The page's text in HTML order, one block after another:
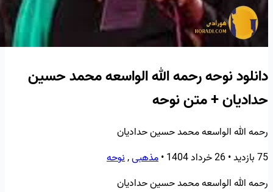
دانلود نوحه رحمه الله الواسعه محمد حسین
حدادیان + متن نوحه
رحمه الله الواسعه محمد حسین حدادیان
75 بازدید
•26 خرداد 1404 •مذهبی,نوحه
رحمه الله الواسعه محمد حسین حدادیان